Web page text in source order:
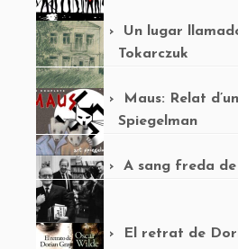
Un lugar
Tokarczuk
Maus: Relat
Spiegelman
A sang freda
El retrat de